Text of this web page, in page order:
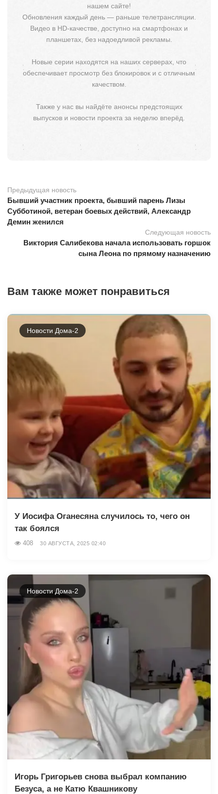
нашем сайте!
Обновления каждый день — раньше телетрансляции.
Видео в HD-качестве, доступно на смартфонах и
планшетах, без надоедливой рекламы.
Новые серии находятся на наших серверах, что
обеспечивает просмотр без блокировок и с отличным
качеством.
Также у нас вы найдёте анонсы предстоящих
выпусков и новости проекта за неделю вперёд.
Предыдущая новость
Бывший участник проекта, бывший парень Лизы
Субботиной, ветеран боевых действий, Александр
Демин женился
Следующая новость
Виктория Салибекова начала использовать горшок
сына Леона по прямому назначению
Вам также может понравиться
Новости Дома-2
У Иосифа Оганесяна случилось то, чего он
так боялся
408 30 АВГУСТА, 2025 02:40
Новости Дома-2
Игорь Григорьев снова выбрал компанию
Безуса, а не Катю Квашникову